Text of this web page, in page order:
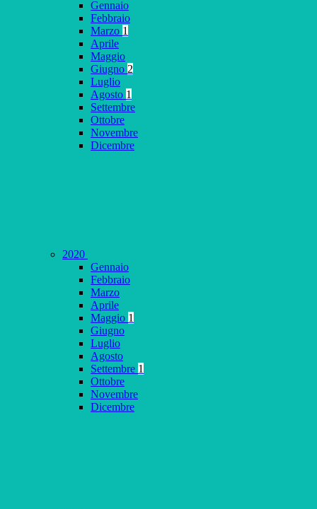
Gennaio
Febbraio
Marzo 1
Aprile
Maggio
Giugno 2
Luglio
Agosto 1
Settembre
Ottobre
Novembre
Dicembre
2020
Gennaio
Febbraio
Marzo
Aprile
Maggio 1
Giugno
Luglio
Agosto
Settembre 1
Ottobre
Novembre
Dicembre